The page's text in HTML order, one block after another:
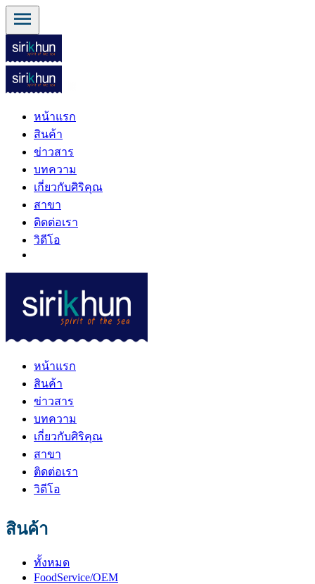
menu
หน้าแรก
สินค้า
ข่าวสาร
บทความ
เกี่ยวกับศิริคุณ
สาขา
ติดต่อเรา
วิดีโอ
หน้าแรก
สินค้า
ข่าวสาร
บทความ
เกี่ยวกับศิริคุณ
สาขา
ติดต่อเรา
วิดีโอ
สินค้า
ทั้งหมด
FoodService/OEM